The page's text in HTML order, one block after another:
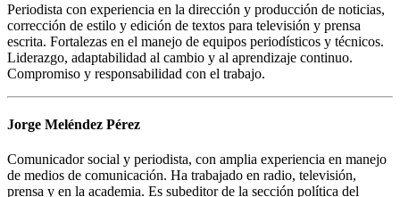
Periodista con experiencia en la dirección y producción de noticias,
corrección de estilo y edición de textos para televisión y prensa
escrita. Fortalezas en el manejo de equipos periodísticos y técnicos.
Liderazgo, adaptabilidad al cambio y al aprendizaje continuo.
Compromiso y responsabilidad con el trabajo.
Jorge Meléndez Pérez
Comunicador social y periodista, con amplia experiencia en manejo
de medios de comunicación. Ha trabajado en radio, televisión,
prensa y en la academia. Es subeditor de la sección política del